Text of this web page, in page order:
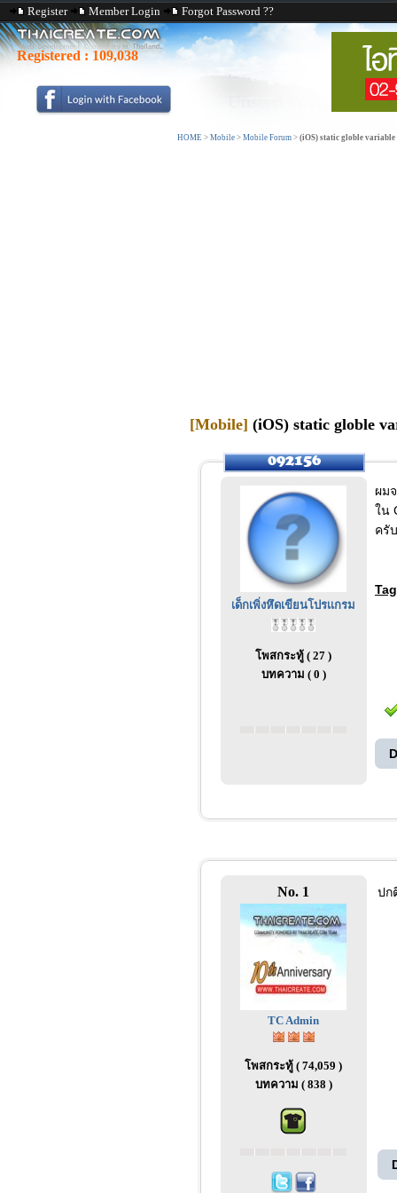
Register Member Login Forgot Password ??
Registered : 109,038
HOME > Mobile > Mobile Forum > (iOS) static globle
[Mobile] (iOS) static globle
เด็กเพิ่งหึดเขียนโปรเเกรม
โพสกระทู้ ( 27 )
บทความ ( 0 )
ผม
ใน
ครั
Tag
No. 1
TC Admin
โพสกระทู้ ( 74,059 )
บทความ ( 838 )
ปก